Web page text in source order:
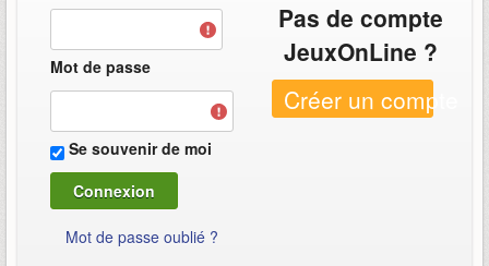
Mot de passe
Se souvenir de moi
Mot de passe oublié ?
Pas de compte
JeuxOnLine ?
Créer un compte